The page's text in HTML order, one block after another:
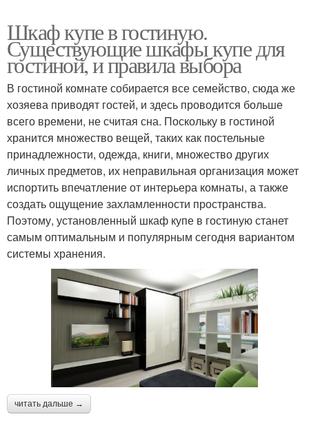
Шкаф купе в гостиную.
Существующие шкафы купе для
гостиной, и правила выбора
В гостиной комнате собирается все семейство, сюда же
хозяева приводят гостей, и здесь проводится больше
всего времени, не считая сна. Поскольку в гостиной
хранится множество вещей, таких как постельные
принадлежности, одежда, книги, множество других
личных предметов, их неправильная организация может
испортить впечатление от интерьера комнаты, а также
создать ощущение захламленности пространства.
Поэтому, установленный шкаф купе в гостиную станет
самым оптимальным и популярным сегодня вариантом
системы хранения.
читать дальше →